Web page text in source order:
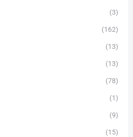
(3)
(162)
(13)
(13)
(78)
(1)
(9)
(15)